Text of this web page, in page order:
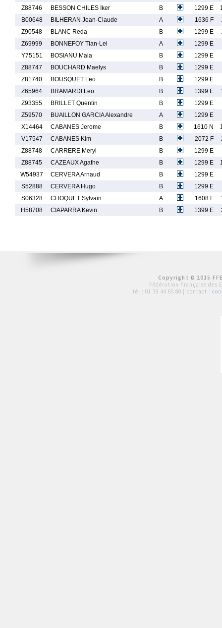
Z88746
BESSON CHILES Iker B 1299 E
B00648
BILHERAN Jean-Claude A 1636 F
Z90548
BLANC Reda B 1299 E
Z69999
BONNEFOY Tian-Lei A
1299 E
Y75151
BOSIANU Maia B
1299 E
Z88747
BOUCHARD Maelys B
1299 E
Z81740
BOUSQUET Leo B
1299 E
Z65964
BRAMARDI Leo B 1399 E
Z93355
BRILLET Quentin B
1299 E
Z59570
BUAILLON GARCIA Alexandre A
1299 E
X14464
CABANES Jerome B 1610 N
V17547
CABANES Kim B 2072 F
Z88748
CARRERE Meryl B
1299 E
Z88745
CAZEAUX Agathe B 1299 E
W54937
CERVERA Arnaud B
1299 E
S52888
CERVERA Hugo B
1299 E
S06328
CHOQUET Sylvain A 1608 F
H58708
CIAPARRA Kevin B 1399 E
Copyright © 2015
Fédération Française des
tél : 01 39 44 65 80 | contact :